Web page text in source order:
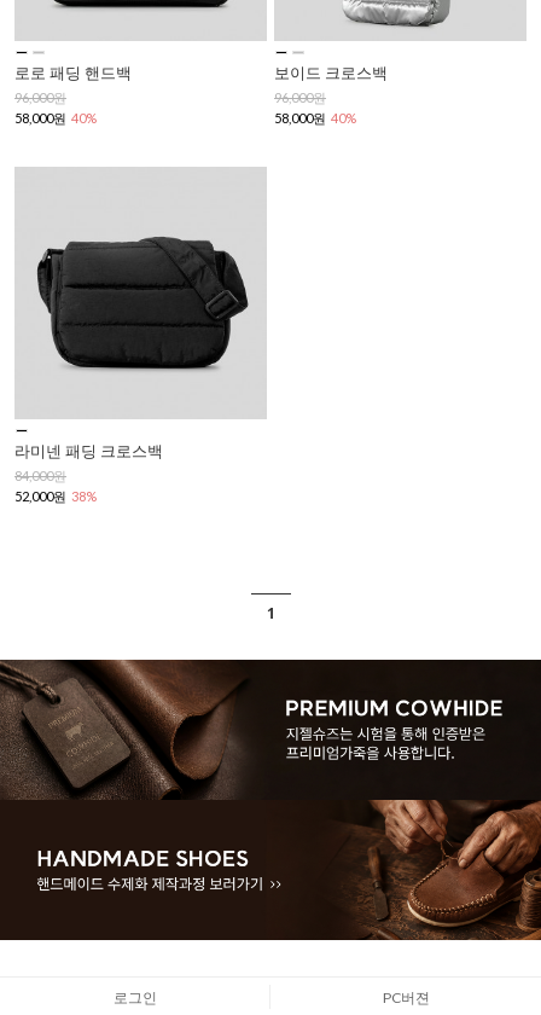
로로 패딩 핸드백
96,000원
58,000원 40%
보이드 크로스백
96,000원
58,000원 40%
라미넨 패딩 크로스백
84,000원
52,000원 38%
1
로그인 PC버젼